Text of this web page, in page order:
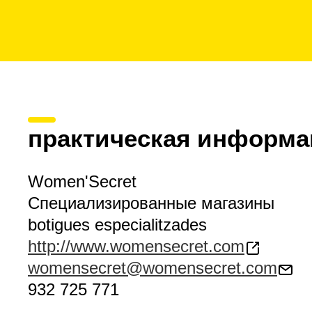
практическая
Women'Secret
Специализированные магазины
botigues especialitzades
http://www.womensecret.com
womensecret@womensecret.com
932 725 771